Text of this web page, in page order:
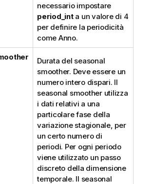
necessario impostare
period_inta un valore di 4
per definire la periodicità
come Anno.
Durata del seasonal
smoother. Deve essere un
numero intero dispari. Il
seasonal smoother utilizza
i dati relativi a una
particolare fase della
variazione stagionale, per
un certo numero di
periodi. Per ogni periodo
viene utilizzato un passo
discreto della dimensione
temporale. Il seasonal